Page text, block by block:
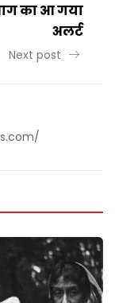
का आ गया
अलर्ट
Next post